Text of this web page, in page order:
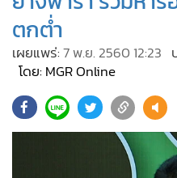
• ละคร
• CbizReview
• Cyber BIZ
• Good health & Well-being
• Green Innovation & SD
Management & HR
ตกต่ำ
เผยแพร่:7 พ.ย. 2560 12:23
โดย: MGR Online